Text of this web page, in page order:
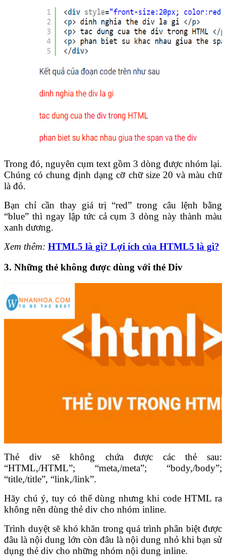
Trong đó, nguyên cụm text gồm 3 dòng được nhóm lại.
Chúng có chung định dạng cỡ chữ size 20 và màu chữ
là đỏ.
Bạn chỉ cần thay giá trị “red” trong câu lệnh bằng
“blue” thì ngay lập tức cả cụm 3 dòng này thành màu
xanh dương.
Xem thêm: HTML5 là gì? Lợi ích của HTML5 là gì?
3. Những thẻ không được dùng với thẻ Div
Thẻ div sẽ không chứa được các thẻ sau:
“HTML,/HTML”; “meta,/meta”; “body,/body”;
“title,/title”, “link,/link”.
Hãy chú ý, tuy có thể dùng nhưng khi code HTML ra
không nên dùng thẻ div cho nhóm inline.
Trình duyệt sẽ khó khăn trong quá trình phân biệt được
đâu là nội dung lớn còn đâu là nội dung nhỏ khi bạn sử
dụng thẻ div cho những nhóm nội dung inline.